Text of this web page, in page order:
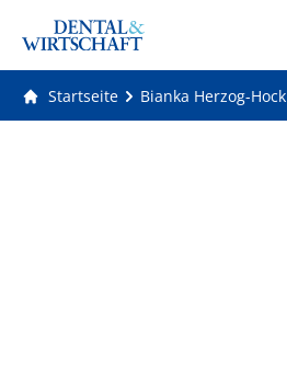
Startseite Bianka Herzog-Hock